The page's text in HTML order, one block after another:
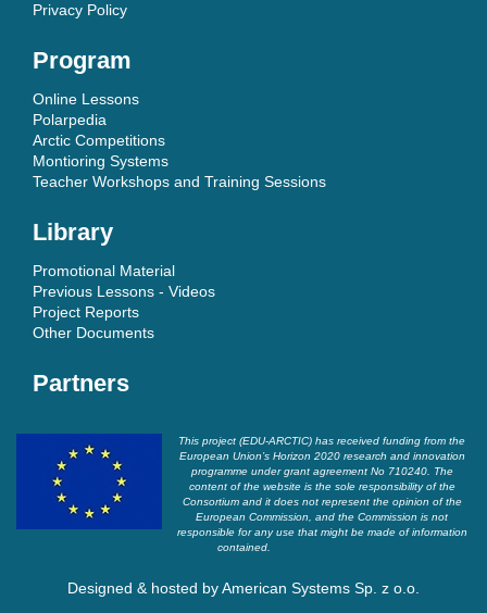
Privacy Policy
Program
Online Lessons
Polarpedia
Arctic Competitions
Montioring Systems
Teacher Workshops and Training Sessions
Library
Promotional Material
Previous Lessons - Videos
Project Reports
Other Documents
Partners
This project (EDU-ARCTIC) has received funding from the
European Union’s Horizon 2020 research and innovation
programme under grant agreement No 710240. The
content of the website is the sole responsibility of the
Consortium and it does not represent the opinion of the
European Commission, and the Commission is not
responsible for any use that might be made of information
contained.
Designed & hosted byAmerican Systems Sp. z o.o.